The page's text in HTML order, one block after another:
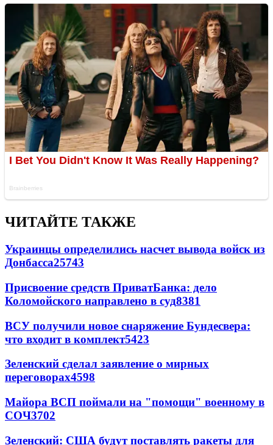
ЧИТАЙТЕ ТАКЖЕ
Украинцы определились насчет вывода войск из
Донбасса25743
Присвоение средств ПриватБанка: дело
Коломойского направлено в суд8381
ВСУ получили новое снаряжение Бундесвера:
что входит в комплект5423
Зеленский сделал заявление о мирных
переговорах4598
Майора ВСП поймали на "помощи" военному в
СОЧ3702
Зеленский: США будут поставлять ракеты для